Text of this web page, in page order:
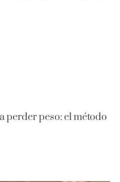
perder peso: el método